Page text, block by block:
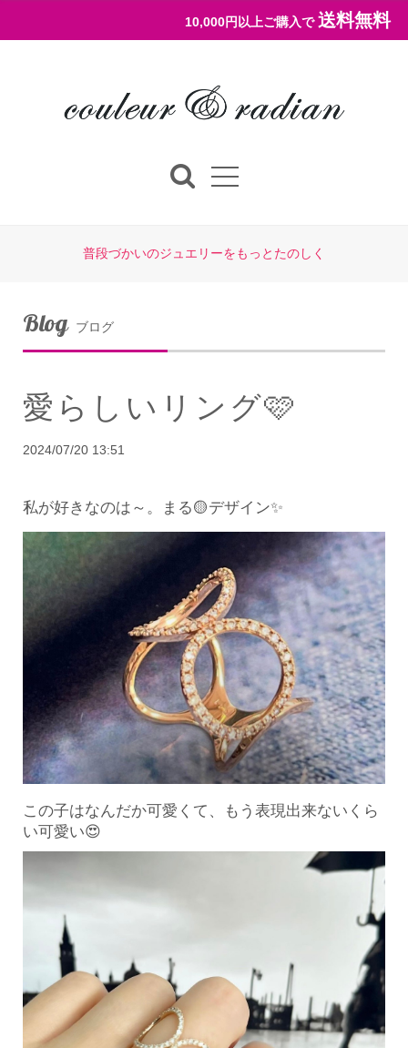
10,000円以上ご購入で 送料無料
普段づかいのジュエリーをもっとたのしく
Blog ブログ
愛らしいリング🩷
2024/07/20 13:51
私が好きなのは～。 まる🟡デザイン✨
この子はなんだか可愛くて、もう表現出来ないくら
い可愛い😍